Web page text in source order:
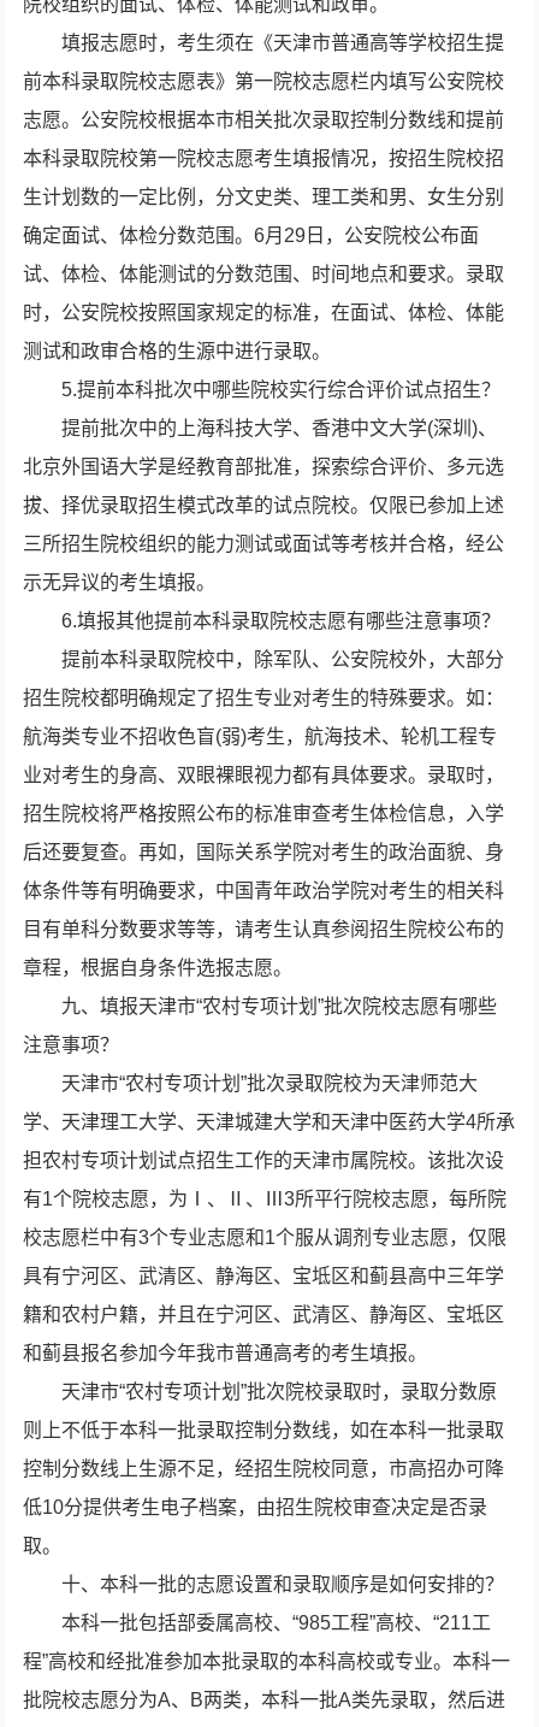
院校组织的面试、体检、体能测试和政审。
填报志愿时，考生须在《天津市普通高等学校招生提
前本科录取院校志愿表》第一院校志愿栏内填写公安院校
志愿。公安院校根据本市相关批次录取控制分数线和提前
本科录取院校第一院校志愿考生填报情况，按招生院校招
生计划数的一定比例，分文史类、理工类和男、女生分别
确定面试、体检分数范围。6月29日，公安院校公布面
试、体检、体能测试的分数范围、时间地点和要求。录取
时，公安院校按照国家规定的标准，在面试、体检、体能
测试和政审合格的生源中进行录取。
5.提前本科批次中哪些院校实行综合评价试点招生？
提前批次中的上海科技大学、香港中文大学(深圳)、
北京外国语大学是经教育部批准，探索综合评价、多元选
拔、择优录取招生模式改革的试点院校。仅限已参加上述
三所招生院校组织的能力测试或面试等考核并合格，经公
示无异议的考生填报。
6.填报其他提前本科录取院校志愿有哪些注意事项？
提前本科录取院校中，除军队、公安院校外，大部分
招生院校都明确规定了招生专业对考生的特殊要求。如：
航海类专业不招收色盲(弱)考生，航海技术、轮机工程专
业对考生的身高、双眼裸眼视力都有具体要求。录取时，
招生院校将严格按照公布的标准审查考生体检信息，入学
后还要复查。再如，国际关系学院对考生的政治面貌、身
体条件等有明确要求，中国青年政治学院对考生的相关科
目有单科分数要求等等，请考生认真参阅招生院校公布的
章程，根据自身条件选报志愿。
九、填报天津市“农村专项计划”批次院校志愿有哪些
注意事项？
天津市“农村专项计划”批次录取院校为天津师范大
学、天津理工大学、天津城建大学和天津中医药大学4所承
担农村专项计划试点招生工作的天津市属院校。该批次设
有1个院校志愿，为Ⅰ、Ⅱ、Ⅲ3所平行院校志愿，每所院
校志愿栏中有3个专业志愿和1个服从调剂专业志愿，仅限
具有宁河区、武清区、静海区、宝坻区和蓟县高中三年学
籍和农村户籍，并且在宁河区、武清区、静海区、宝坻区
和蓟县报名参加今年我市普通高考的考生填报。
天津市“农村专项计划”批次院校录取时，录取分数原
则上不低于本科一批录取控制分数线，如在本科一批录取
控制分数线上生源不足，经招生院校同意，市高招办可降
低10分提供考生电子档案，由招生院校审查决定是否录
取。
十、本科一批的志愿设置和录取顺序是如何安排的？
本科一批包括部委属高校、“985工程”高校、“211工
程”高校和经批准参加本批录取的本科高校或专业。本科一
批院校志愿分为A、B两类，本科一批A类先录取，然后进